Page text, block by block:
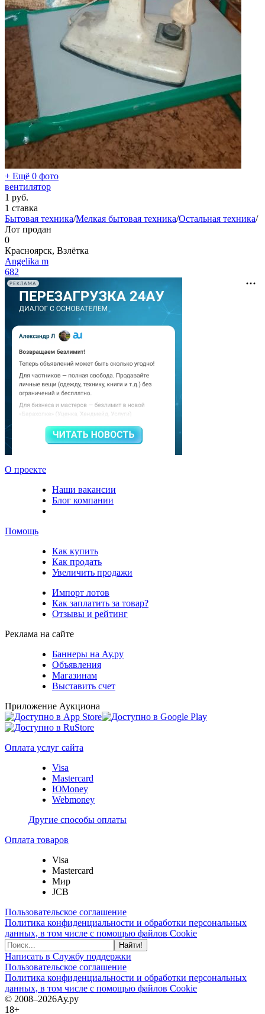
+ Ещё 0 фото
вентилятор
1 руб.
1 ставка
Бытовая техника/Мелкая бытовая техника/Остальная техника/
Лот продан
0
Красноярск, Взлётка
Angelika m
682
РЕКЛАМА
О проекте
Наши вакансии
Блог компании
Помощь
Как купить
Как продать
Увеличить продажи
Импорт лотов
Как заплатить за товар?
Отзывы и рейтинг
Реклама на сайте
Баннеры на Ау.ру
Объявления
Магазинам
Выставить счет
Приложение Аукциона
Оплата услуг сайта
Visa
Mastercard
ЮMoney
Webmoney
Другие способы оплаты
Оплата товаров
Visa
Mastercard
Мир
JCB
Пользовательское соглашение
Политика конфиденциальности и обработки персональных
данных, в том числе с помощью файлов Cookie
Найти!
Написать в Службу поддержки
Пользовательское соглашение
Политика конфиденциальности и обработки персональных
данных, в том числе с помощью файлов Cookie
© 2008–2026Ау.ру
18+